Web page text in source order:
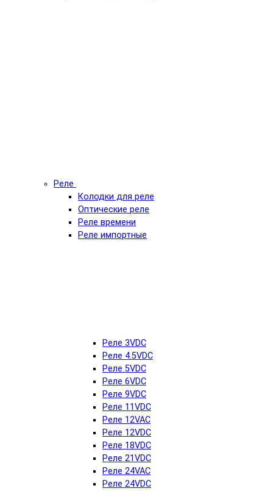
Реле
Колодки для реле
Оптические реле
Реле времени
Реле импортные
Реле 3VDC
Реле 4.5VDC
Реле 5VDC
Реле 6VDC
Реле 9VDC
Реле 11VDC
Реле 12VAC
Реле 12VDC
Реле 18VDC
Реле 21VDC
Реле 24VAC
Реле 24VDC